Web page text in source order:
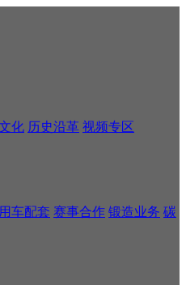
化 历史沿革 视频专区
车配套 赛事合作 锻造业务 碳